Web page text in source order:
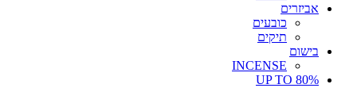
אביזרים
כובעים
תיקים
בישום
INCENSE
UP TO 80%